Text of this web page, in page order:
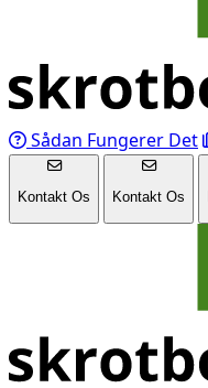
Sådan Fungerer Det
Kontakt Os Kontakt Os